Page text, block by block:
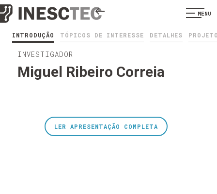
MENU
INTRODUÇÃO TÓPICOS DE INTERESSE DETALHES
INVESTIGADOR
Miguel Ribeiro Correia
LER APRESENTAÇÃO COMPLETA